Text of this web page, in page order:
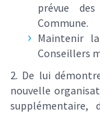
prévue
Commune.
Maintenir
Conseillers
2. De lui
nouvelle